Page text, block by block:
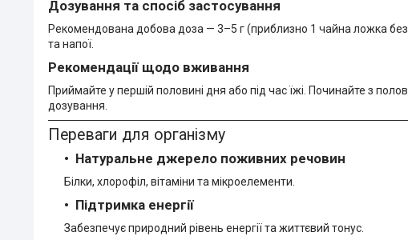
Дозування та спосіб застосування
Рекомендована добова доза — 3–5 г (приблизно 1 чайна ложка без
та напої.
Рекомендації щодо вживання
Приймайте у першій половині дня або під час їжі. Починайте з
дозування.
Переваги для організму
Натуральне джерело поживних речовин
Білки, хлорофіл, вітаміни та мікроелементи.
Підтримка енергії
Забезпечує природний рівень енергії та життєвий тонус.